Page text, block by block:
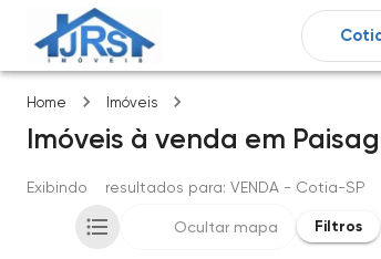
Home Imóveis
Imóveis à venda em
Exibindo resultados para: VENDA - Cotia-SP
Ocultar mapa Filtros